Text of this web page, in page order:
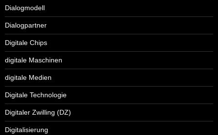
Dialogmodell
Dialogpartner
Digitale Chips
digitale Maschinen
digitale Medien
Digitale Technologie
Digitaler Zwilling (DZ)
Digitalisierung